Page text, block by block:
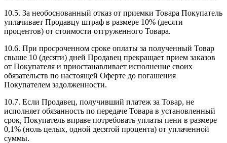
10.5. За необоснованный отказ от приемки Товара Покупатель
уплачивает Продавцу штраф в размере 10% (десяти
процентов) от стоимости отгруженного Товара.
10.6. При просроченном сроке оплаты за полученный Товар
свыше 10 (десяти) дней Продавец прекращает прием заказов
от Покупателя и приостанавливает исполнение своих
обязательств по настоящей Оферте до погашения
Покупателем задолженности.
10.7. Если Продавец, получивший платеж за Товар, не
исполняет обязанность по передаче Товара в установленный
срок, Покупатель вправе потребовать уплаты пени в размере
0,1% (ноль целых, одной десятой процента) от уплаченной
суммы.